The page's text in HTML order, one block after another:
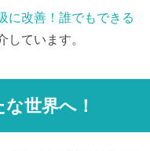
に改善！誰でもできる
しています。
世界へ！